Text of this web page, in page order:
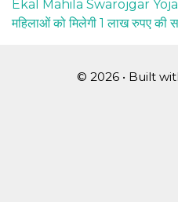
Ekal Mahila Swarojgar
महिलाओं को मिलेगी 1 लाख रुपए की
© 2026 • Built